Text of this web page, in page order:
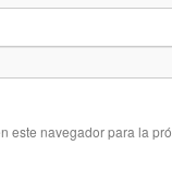
este navegador para la